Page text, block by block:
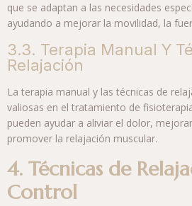
que se adaptan a las necesidades
ayudando a mejorar la movilidad, la
3.3. Terapia Manual Y
Relajación
La terapia manual y las técnicas de
valiosas en el tratamiento de
pueden ayudar a aliviar el dolor,
promover la relajación muscular.
4. Técnicas de
Control